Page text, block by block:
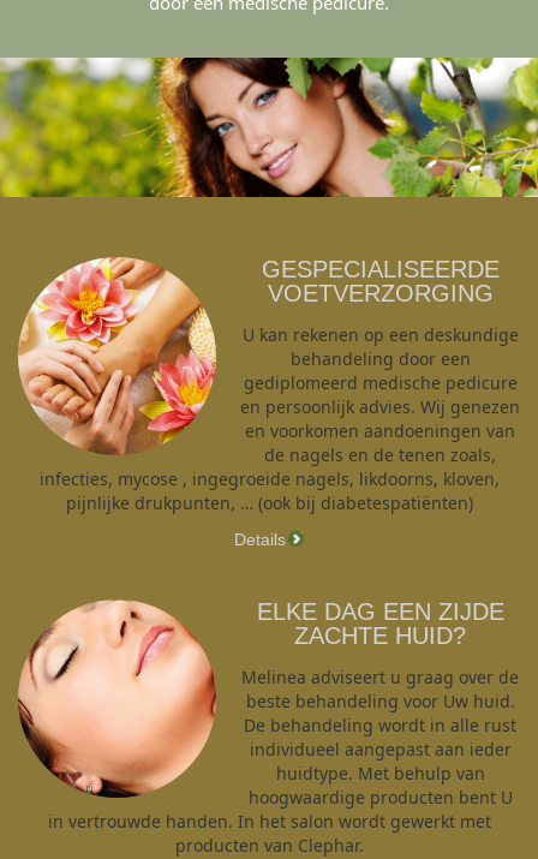
GESPECIALISEERDE
VOETVERZORGING
U kan rekenen op een deskundige
behandeling door een
gediplomeerd medische pedicure
en persoonlijk advies. Wij genezen
en voorkomen aandoeningen van
de nagels en de tenen zoals,
infecties, mycose , ingegroeide nagels, likdoorns, kloven,
pijnlijke drukpunten, … (ook bij diabetespatiënten)
Details
ELKE DAG EEN ZIJDE
ZACHTE HUID?
Melinea adviseert u graag over de
beste behandeling voor Uw huid.
De behandeling wordt in alle rust
individueel aangepast aan ieder
huidtype. Met behulp van
hoogwaardige producten bent U
in vertrouwde handen. In het salon wordt gewerkt met
producten van Clephar.